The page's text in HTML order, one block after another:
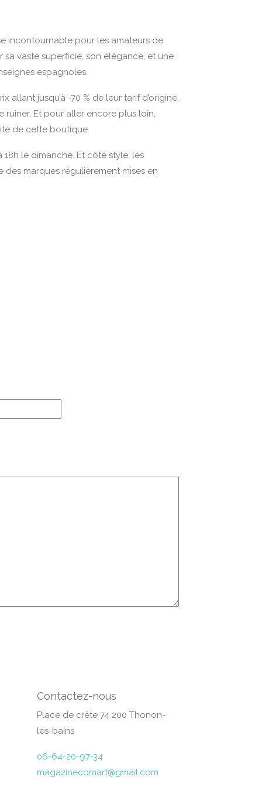
incontournable pour les amateurs de
sa vaste superficie, son élégance, et une
espagnoles.
jusqu’à -70 % de leur tarif d’origine.
ruiner. Et pour aller encore plus loin,
de cette boutique.
18h le dimanche. Et côté style, les
des marques régulièrement mises en
Contactez-nous
Place de crête 74 200 Thonon-
les-bains
06-64-20-97-34
magazinecomart@gmail.com